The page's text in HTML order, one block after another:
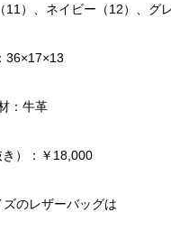
）、ネイビー（12）、グ
36×17×13
：牛革
）：￥18,000
ズのレザーバッグは